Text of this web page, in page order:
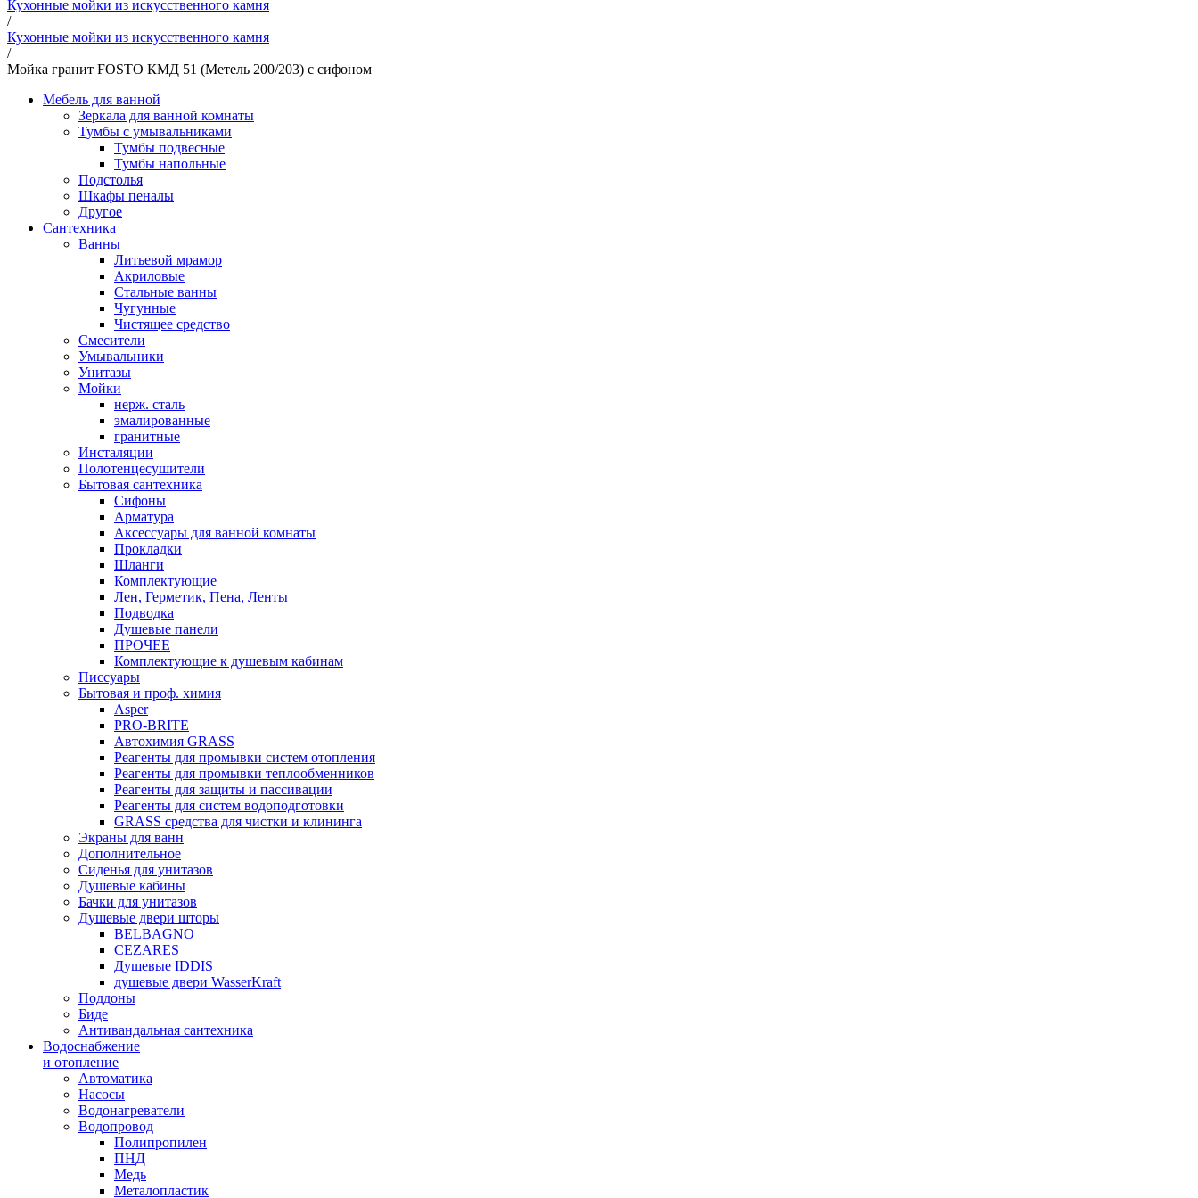
Кухонные мойки из искусственного камня
/
Кухонные мойки из искусственного камня
/
Мойка гранит FOSTO КМД 51 (Метель 200/203) с сифоном
Мебель для ванной
Зеркала для ванной комнаты
Тумбы с умывальниками
Тумбы подвесные
Тумбы напольные
Подстолья
Шкафы пеналы
Другое
Сантехника
Ванны
Литьевой мрамор
Акриловые
Стальные ванны
Чугунные
Чистящее средство
Смесители
Умывальники
Унитазы
Мойки
нерж. сталь
эмалированные
гранитные
Инсталяции
Полотенцесушители
Бытовая сантехника
Сифоны
Арматура
Аксессуары для ванной комнаты
Прокладки
Шланги
Комплектующие
Лен, Герметик, Пена, Ленты
Подводка
Душевые панели
ПРОЧЕЕ
Комплектующие к душевым кабинам
Писсуары
Бытовая и проф. химия
Asper
PRO-BRITE
Автохимия GRASS
Реагенты для промывки систем отопления
Реагенты для промывки теплообменников
Реагенты для защиты и пассивации
Реагенты для систем водоподготовки
GRASS средства для чистки и клининга
Экраны для ванн
Дополнительное
Сиденья для унитазов
Душевые кабины
Бачки для унитазов
Душевые двери шторы
BELBAGNO
CEZARES
Душевые IDDIS
душевые двери WasserKraft
Поддоны
Биде
Антивандальная сантехника
Водоснабжение
и отопление
Автоматика
Насосы
Водонагреватели
Водопровод
Полипропилен
ПНД
Медь
Металопластик